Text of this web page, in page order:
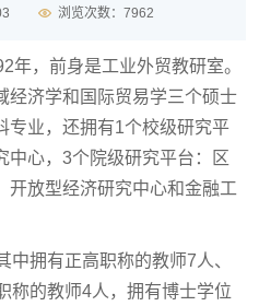
浏览次数：7962
年，前身是工业外贸教研室。
经济学和国际贸易学三个硕士
专业，还拥有1个校级研究平
心， 3个院级研究平台：区
开放型经济研究中心和金融工
中拥有正高职称的教师7人、
称的教师4人，拥有博士学位